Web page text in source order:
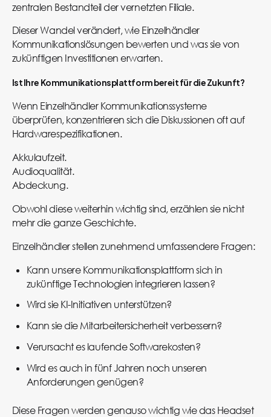
zentralen Bestandteil der vernetzten Filiale.
Dieser Wandel verändert, wie Einzelhändler
Kommunikationslösungen bewerten und was sie von
zukünftigen Investitionen erwarten.
Ist Ihre Kommunikationsplattform bereit für die Zukunft?
Wenn Einzelhändler Kommunikationssysteme
überprüfen, konzentrieren sich die Diskussionen oft auf
Hardwarespezifikationen.
Akkulaufzeit.
Audioqualität.
Abdeckung.
Obwohl diese weiterhin wichtig sind, erzählen sie nicht
mehr die ganze Geschichte.
Einzelhändler stellen zunehmend umfassendere Fragen:
Kann unsere Kommunikationsplattform sich in
zukünftige Technologien integrieren lassen?
Wird sie KI-Initiativen unterstützen?
Kann sie die Mitarbeitersicherheit verbessern?
Verursacht es laufende Softwarekosten?
Wird es auch in fünf Jahren noch unseren
Anforderungen genügen?
Diese Fragen werden genauso wichtig wie das Headset